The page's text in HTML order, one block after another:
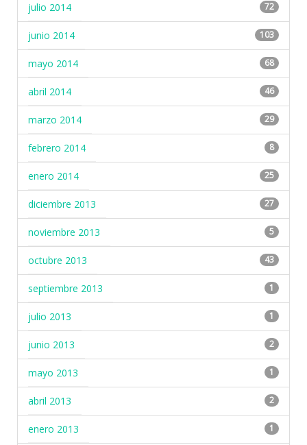
julio 2014 72
junio 2014 103
mayo 2014 68
abril 2014 46
marzo 2014 29
febrero 2014 8
enero 2014 25
diciembre 2013 27
noviembre 2013 5
octubre 2013 43
septiembre 2013 1
julio 2013 1
junio 2013 2
mayo 2013 1
abril 2013 2
enero 2013 1